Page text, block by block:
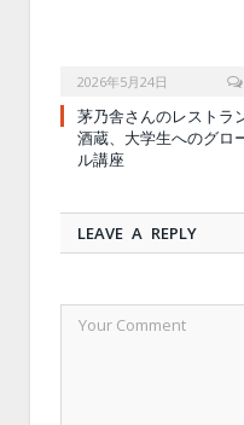
2026年5月24日
茅乃舎さんのレストラン
酒蔵、大学生へのグロ
ル講座
LEAVE A REPLY